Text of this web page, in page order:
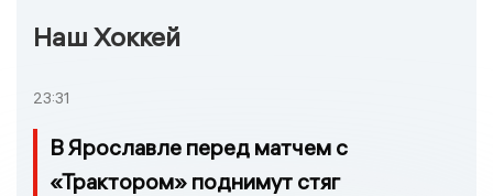
Наш Хоккей
23:31
В Ярославле перед матчем с
«Трактором» поднимут стяг